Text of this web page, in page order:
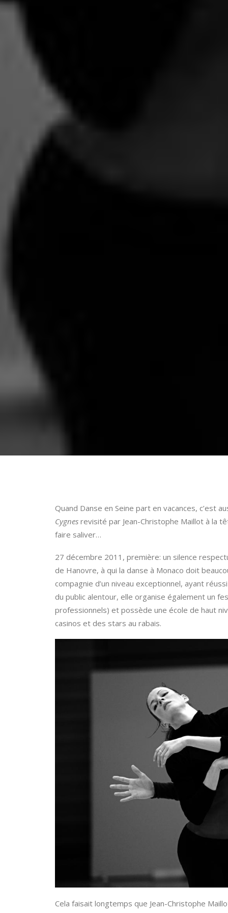
Quand Danse en Seine part en vacances, c’est
Cygnes revisité par Jean-Christophe Maillot à la
faire saliver…
27 décembre 2011, première: un silence
de Hanovre, à qui la danse à Monaco doit
compagnie d’un niveau exceptionnel, ayant
du public alentour, elle organise également un
professionnels) et possède une école de haut
casinos et des stars au rabais.
Cela faisait longtemps que Jean-Christophe